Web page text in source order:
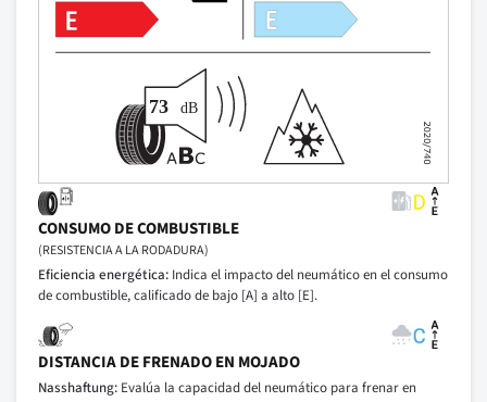
CONSUMO DE COMBUSTIBLE
(RESISTENCIA A LA RODADURA)
Eficiencia energética: Indica el impacto del neumático en el consumo
de combustible, calificado de bajo [A] a alto [E].
DISTANCIA DE FRENADO EN MOJADO
Nasshaftung: Evalúa la capacidad del neumático para frenar en